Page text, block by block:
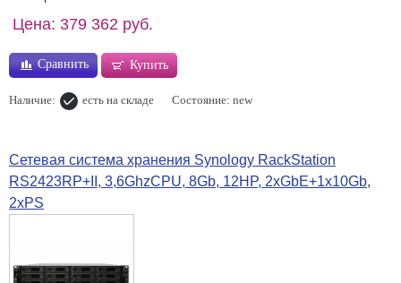
Цена: 379 362 руб.
Сравнить Купить
Наличие: есть на складе Состояние: new
Сетевая система хранения Synology RackStation
RS2423RP+II, 3,6GhzCPU, 8Gb, 12HP, 2xGbE+1x10Gb,
2xPS